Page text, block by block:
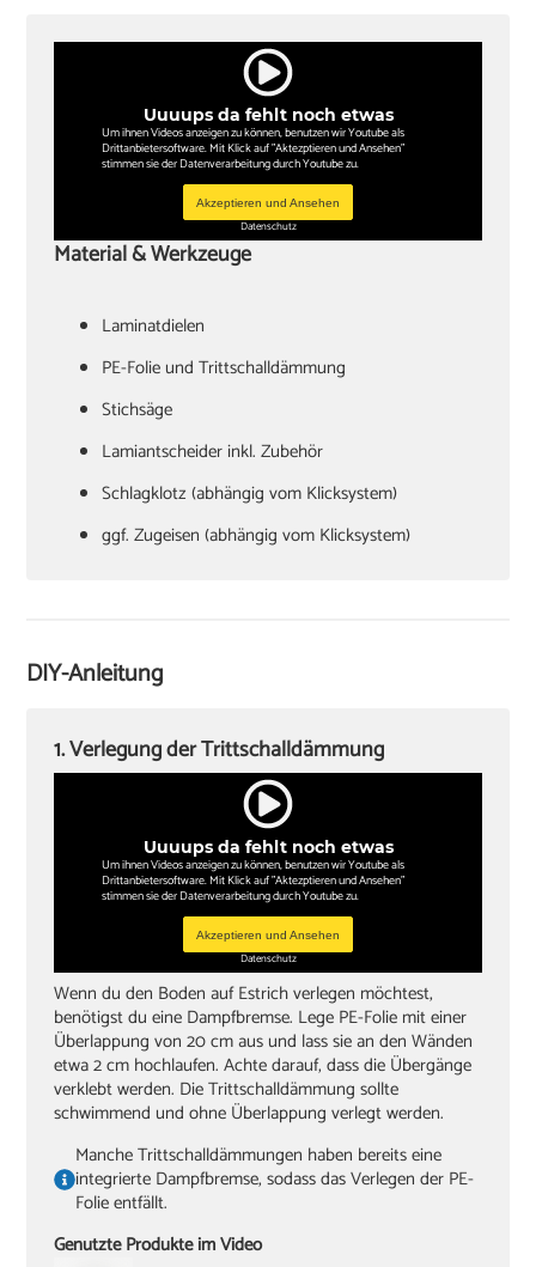
Uuuups da fehlt noch etwas
Um ihnen Videos anzeigen zu können, benutzen wir Youtube als
Drittanbietersoftware. Mit Klick auf "Aktezptieren und Ansehen"
stimmen sie der Datenverarbeitung durch Youtube zu.
Akzeptieren und Ansehen
Datenschutz
Material & Werkzeuge
Laminatdielen
PE-Folie und Trittschalldämmung
Stichsäge
Lamiantscheider inkl. Zubehör
Schlagklotz (abhängig vom Klicksystem)
ggf. Zugeisen (abhängig vom Klicksystem)
Cuttermesser
Zollstock
DIY-Anleitung
Uuuups da fehlt noch etwas
Um ihnen Videos anzeigen zu können, benutzen wir Youtube als
Drittanbietersoftware. Mit Klick auf "Aktezptieren und Ansehen"
stimmen sie der Datenverarbeitung durch Youtube zu.
Akzeptieren und Ansehen
Datenschutz
1. Verlegung der Trittschalldämmung
Wenn du den Boden auf Estrich verlegen möchtest,
benötigst du eine Dampfbremse. Lege PE-Folie mit einer
Überlappung von 20 cm aus und lass sie an den Wänden
etwa 2 cm hochlaufen. Achte darauf, dass die Übergänge
verklebt werden. Die Trittschalldämmung sollte
schwimmend und ohne Überlappung verlegt werden.
Manche Trittschalldämmungen haben bereits eine
integrierte Dampfbremse, sodass das Verlegen der PE-
Folie entfällt.
Genutzte Produkte im Video